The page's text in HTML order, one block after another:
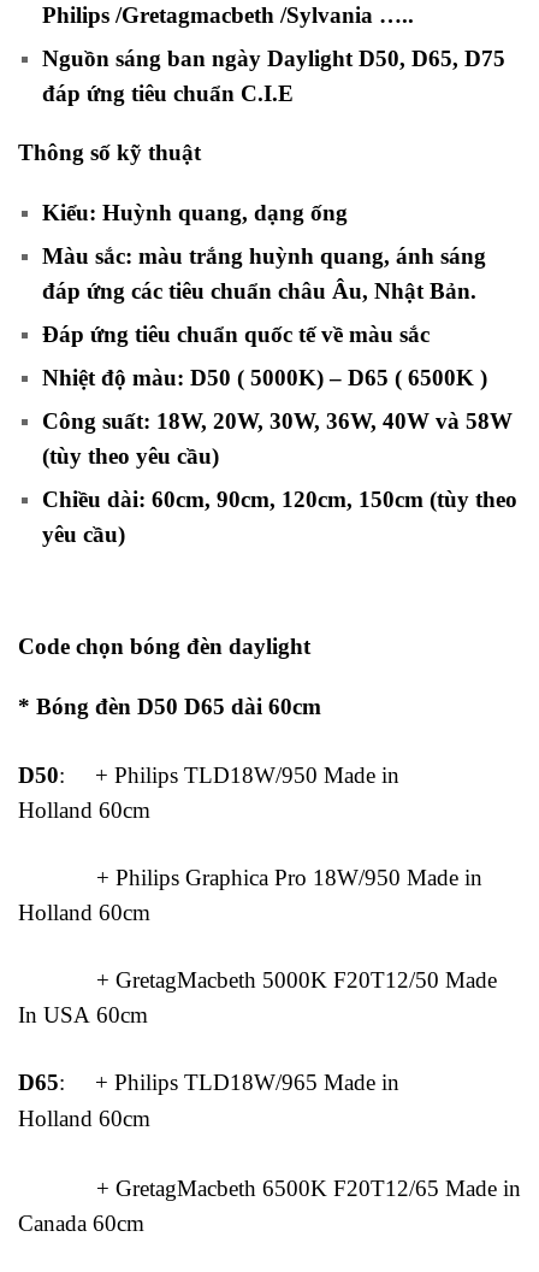
Philips /Gretagmacbeth /Sylvania …..
Nguồn sáng ban ngày Daylight D50, D65, D75
đáp ứng tiêu chuẩn C.I.E
Thông số kỹ thuật
Kiểu: Huỳnh quang, dạng ống
Màu sắc: màu trắng huỳnh quang, ánh sáng
đáp ứng các tiêu chuẩn châu Âu, Nhật Bản.
Đáp ứng tiêu chuẩn quốc tế về màu sắc
Nhiệt độ màu: D50 ( 5000K) – D65 ( 6500K )
Công suất: 18W, 20W, 30W, 36W, 40W và 58W
(tùy theo yêu cầu)
Chiều dài: 60cm, 90cm, 120cm, 150cm (tùy theo
yêu cầu)
Code chọn bóng đèn daylight
* Bóng đèn D50 D65 dài 60cm
D50: + Philips TLD18W/950 Made in
Holland 60cm
+ Philips Graphica Pro 18W/950 Made in
Holland 60cm
+ GretagMacbeth 5000K F20T12/50 Made
In USA 60cm
D65: + Philips TLD18W/965 Made in
Holland 60cm
+ GretagMacbeth 6500K F20T12/65 Made in
Canada 60cm